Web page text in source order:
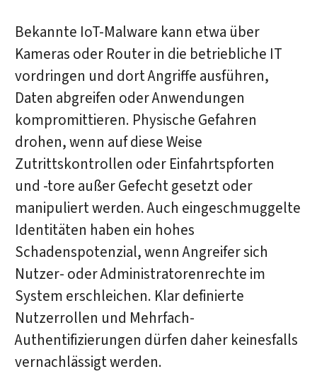
Bekannte IoT-Malware kann etwa über
Kameras oder Router in die betriebliche IT
vordringen und dort Angriffe ausführen,
Daten abgreifen oder Anwendungen
kompromittieren. Physische Gefahren
drohen, wenn auf diese Weise
Zutrittskontrollen oder Einfahrtspforten
und -tore außer Gefecht gesetzt oder
manipuliert werden. Auch eingeschmuggelte
Identitäten haben ein hohes
Schadenspotenzial, wenn Angreifer sich
Nutzer- oder Administratorenrechte im
System erschleichen. Klar definierte
Nutzerrollen und Mehrfach-
Authentifizierungen dürfen daher keinesfalls
vernachlässigt werden.